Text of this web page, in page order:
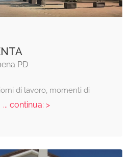
PD
di lavoro, momenti di
continua: >